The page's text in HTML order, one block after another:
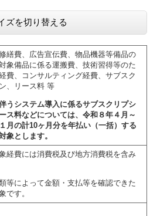
ズを切り替える
繕費、広告宣伝費、物品機器等備品の
象備品に係る運搬費、技術習得等のた
費、コンサルティング経費、サブスク
、リース料 等
うシステム導入に係るサブスクリプシ
ス料などについては、令和８年４月～
月の計10ヶ月分を年払い（一括）する
象とします。
経費には消費税及び地方消費税を含み
等によって金額・支払等を確認できた
です。